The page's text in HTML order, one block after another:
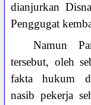
dianjurkan
Penggugat
Namun
tersebut, oleh
fakta hukum
nasib pekerja